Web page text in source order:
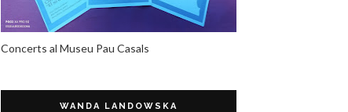
Concerts al Museu Pau Casals
WANDA LANDOWSKA